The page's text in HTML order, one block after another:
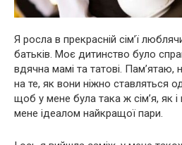
Я росла в прекрасній сім’ї
батьків. Моє дитинство було
вдячна мамі та татові.
на те, як вони ніжно ставляться
щоб у мене була така ж сім’я, як
мене ідеалом найкращої пари.